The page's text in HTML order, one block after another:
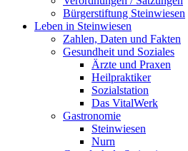
Bürgerstiftung Steinwiesen
Leben in Steinwiesen
Zahlen, Daten und Fakten
Gesundheit und Soziales
Ärzte und Praxen
Heilpraktiker
Sozialstation
Das VitalWerk
Gastronomie
Steinwiesen
Nurn